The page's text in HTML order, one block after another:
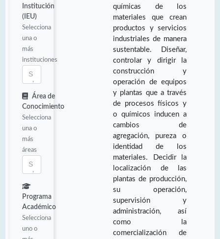
Institución
(IEU)
Selecciona
una o
más
instituciones
Área de
Conocimiento
Selecciona
una o
más
áreas
Programa
Académico
Selecciona
uno o
químicas de los
materiales que crean
productos y servicios
industriales de manera
sustentable. Diseñar,
controlar y dirigir la
construcción y
operación de equipos
y plantas que a través
de procesos físicos y
o químicos inducen a
cambios de
agregación, pureza o
identidad de los
materiales. Decidir la
localización de las
plantas de producción,
su operación,
supervisión y
administración, así
como la
comercialización de